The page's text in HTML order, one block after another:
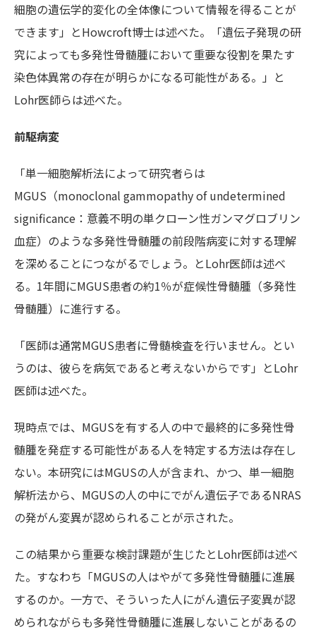
細胞の遺伝学的変化の全体像について情報を得ることが
できます」とHowcroft博士は述べた。「遺伝子発現の研
究によっても多発性骨髄腫において重要な役割を果たす
染色体異常の存在が明らかになる可能性がある。」と
Lohr医師らは述べた。
前駆病変
「単一細胞解析法によって研究者らは
MGUS（monoclonal gammopathy of undetermined
significance：意義不明の単クローン性ガンマグロブリン
血症）のような多発性骨髄腫の前段階病変に対する理解
を深めることにつながるでしょう。とLohr医師は述べ
る。1年間にMGUS患者の約1％が症候性骨髄腫（多発性
骨髄腫）に進行する。
「医師は通常MGUS患者に骨髄検査を行いません。とい
うのは、彼らを病気であると考えないからです」とLohr
医師は述べた。
現時点では、MGUSを有する人の中で最終的に多発性骨
髄腫を発症する可能性がある人を特定する方法は存在し
ない。本研究にはMGUSの人が含まれ、かつ、単一細胞
解析法から、MGUSの人の中にでがん遺伝子であるNRAS
の発がん変異が認められることが示された。
この結果から重要な検討課題が生じたとLohr医師は述べ
た。すなわち「MGUSの人はやがて多発性骨髄腫に進展
するのか。一方で、そういった人にがん遺伝子変異が認
められながらも多発性骨髄腫に進展しないことがあるの